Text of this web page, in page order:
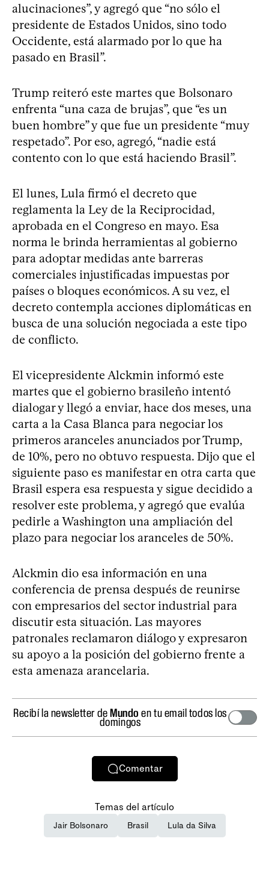
alucinaciones”, y agregó que “no sólo el
presidente de Estados Unidos, sino todo
Occidente, está alarmado por lo que ha
pasado en Brasil”.
Trump reiteró este martes que Bolsonaro
enfrenta “una caza de brujas”, que “es un
buen hombre” y que fue un presidente “muy
respetado”. Por eso, agregó, “nadie está
contento con lo que está haciendo Brasil”.
El lunes, Lula firmó el decreto que
reglamenta la Ley de la Reciprocidad,
aprobada en el Congreso en mayo. Esa
norma le brinda herramientas al gobierno
para adoptar medidas ante barreras
comerciales injustificadas impuestas por
países o bloques económicos. A su vez, el
decreto contempla acciones diplomáticas en
busca de una solución negociada a este tipo
de conflicto.
El vicepresidente Alckmin informó este
martes que el gobierno brasileño intentó
dialogar y llegó a enviar, hace dos meses, una
carta a la Casa Blanca para negociar los
primeros aranceles anunciados por Trump,
de 10%, pero no obtuvo respuesta. Dijo que el
siguiente paso es manifestar en otra carta que
Brasil espera esa respuesta y sigue decidido a
resolver este problema, y agregó que evalúa
pedirle a Washington una ampliación del
plazo para negociar los aranceles de 50%.
Alckmin dio esa información en una
conferencia de prensa después de reunirse
con empresarios del sector industrial para
discutir esta situación. Las mayores
patronales reclamaron diálogo y expresaron
su apoyo a la posición del gobierno frente a
esta amenaza arancelaria.
Recibí la newsletter deMundo en tu email todos los
domingos
Comentar
Temas del artículo
Jair Bolsonaro Brasil Lula da Silva